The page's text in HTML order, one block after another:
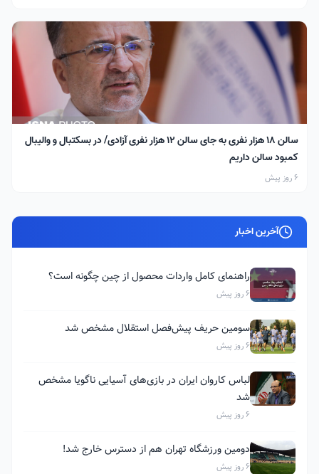
سالن ۱۸ هزار نفری به جای سالن ۱۲ هزار نفری آزادی/ در بسکتبال و والیبال
کمبود سالن داریم
6 روز پیش
آخرین اخبار
راهنمای کامل واردات محصول از چین چگونه است؟
6 روز پیش
سومین حریف پیش‌فصل استقلال مشخص شد
6 روز پیش
لباس کاروان ایران در بازی‌های آسیایی ناگویا مشخص
شد
6 روز پیش
دومین ورزشگاه تهران هم از دسترس خارج شد!
6 روز پیش